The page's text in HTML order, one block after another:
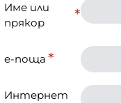
Име или
прякор
е-поща
Интернет